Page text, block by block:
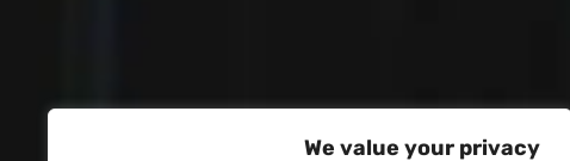
We value your privacy